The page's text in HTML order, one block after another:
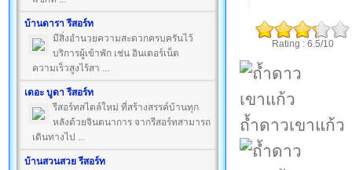
บ้านดารา รีสอร์ท
มีสิ่งอำนวยความสะดวกครบครันไว้
บริการผู้เข้าพัก เช่น อินเตอร์เน็ต
ความเร็วสูงไร้สา ...
เดอะ บูดา รีสอร์ท
รีสอร์ทสไตล์ใหม่ ที่สร้างสรรค์บ้านทุก
หลังด้วยจินตนาการ จากรีสอร์ทสามารถ
เดินทางไป ...
บ้านสวนสวย รีสอร์ท
Rating : 6.5/10
ถ้ำดาวเขาแก้ว